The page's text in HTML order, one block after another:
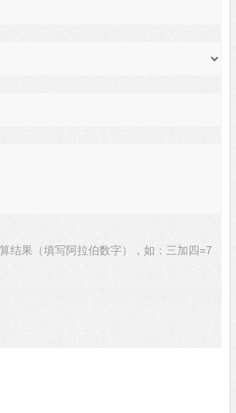
结果（填写阿拉伯数字），如：三加四=7